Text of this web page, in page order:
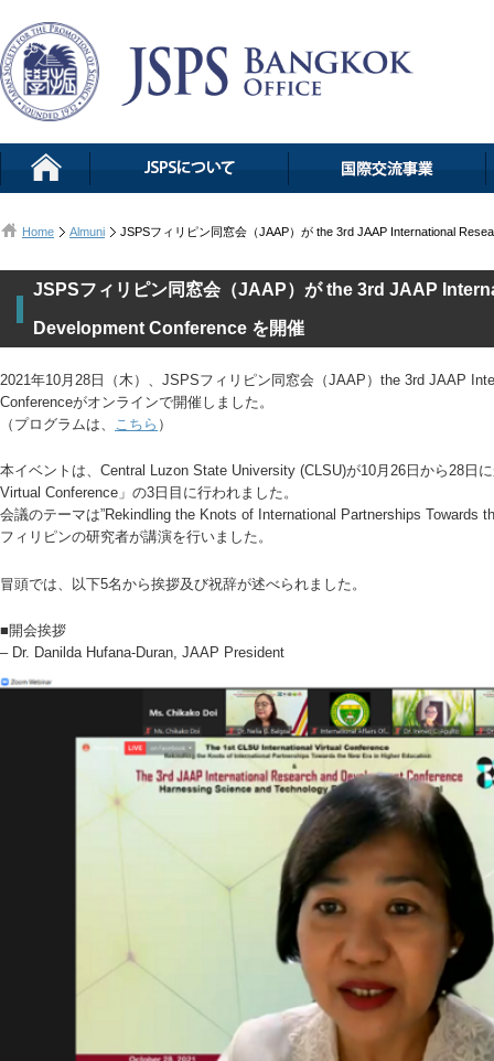
Home Almuni JSPSフィリピン同窓会（JAAP）が the 3rd JAAP International
JSPSフィリピン同窓会（JAAP）が the 3rd JAAP
Development Conference を開催
2021年10月28日（木）、JSPSフィリピン同窓会（JAAP）the 3rd JAAP
Conferenceがオンラインで開催しました。
（プログラムは、 こちら ）
本イベントは、Central Luzon State University (CLSU)が10月26日から28日
Virtual Conference」の3日目に行われました。
会議のテーマは”Rekindling the Knots of International Partnerships Towards
フィリピンの研究者が講演を行いました。
冒頭では、以下5名から挨拶及び祝辞が述べられました。
■開会挨拶
– Dr. Danilda Hufana-Duran, JAAP President